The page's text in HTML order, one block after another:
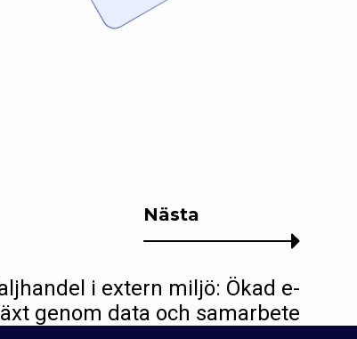
Nästa
i extern miljö: Ökad e-
genom data och samarbete